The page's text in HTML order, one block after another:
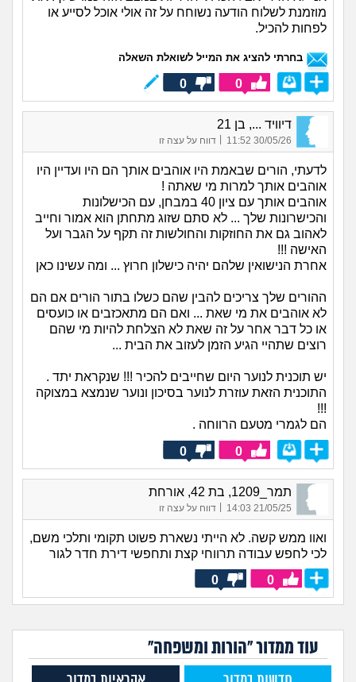
מוזמנת לשלוח הודעה נשוחח על זה אולי אוכל לסייע או
לפחות להכיל.
בחרתי להציג את המייל לשואלת השאלה
0
0
דיוויד ..., בן 21
30/05/26 11:52 דווח על עצה זו
לדעתי, הורים שבאמת היו אוהבים אותך הם היו ועדיין היו
אוהבים אותך למרות מי שאתה !
אוהבים אותך עם ציון 40 במבחן, עם הכישלונות
והכישרונות שלך ... לא סתם שזוג מתחתן הוא אמור וחייב
לאהוב גם את החוזקות והחולשות זה תקף על הגבר ועל
האישה !!!
אחרת הנישואין שלהם יהיה כישלון חרוץ ... ומה עשינו כאן
ההורים שלך צריכים להבין שהם כשלו בתור הורים אם הם
לא אוהבים את מי שאת ... ואם הם מתאכזבים או כועסים
או כל דבר אחר על זה שאת לא הצלחת להיות מי שהם
רוצים שתהיי הגיע הזמן לעזוב את הבית ...
יש תוכנית לנוער היום שחייבים להכיר !!! שנקראת יתד .
התוכנית הזאת עוזרת לנוער בסיכון ונוער שנמצא במצוקה
!!!
הם לגמרי מטעם הרווחה .
0
0
תמר_1209, בת 42, אורחת
21/05/25 14:03
| דווח על עצה זו
ואוו ממש קשה. לא הייתי נשארת פשוט תקומי ותלכי משם,
לכי לחפש עבודה תרווחי קצת ותחפשי דירת חדר לגור
0
0
עוד ממדור "הורות ומשפחה"